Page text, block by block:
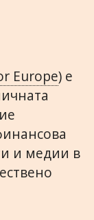
Europe) е
и медии в